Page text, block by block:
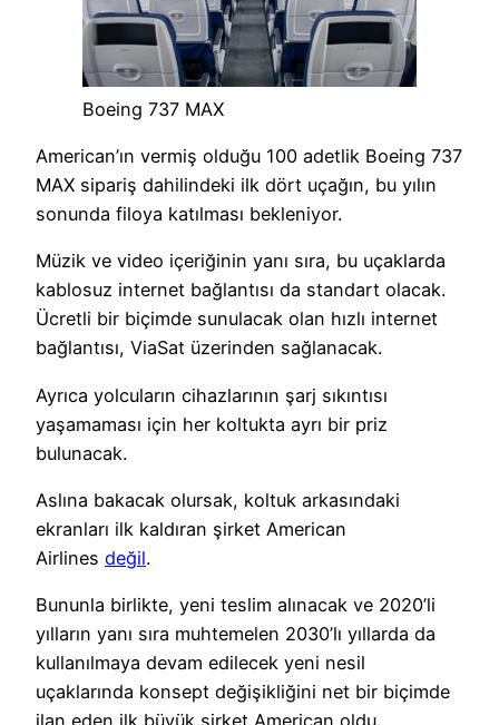
Boeing 737 MAX
American’ın vermiş olduğu 100 adetlik Boeing 737
MAX sipariş dahilindeki ilk dört uçağın, bu yılın
sonunda filoya katılması bekleniyor.
Müzik ve video içeriğinin yanı sıra, bu uçaklarda
kablosuz internet bağlantısı da standart olacak.
Ücretli bir biçimde sunulacak olan hızlı internet
bağlantısı, ViaSat üzerinden sağlanacak.
Ayrıca yolcuların cihazlarının şarj sıkıntısı
yaşamaması için her koltukta ayrı bir priz
bulunacak.
Aslına bakacak olursak, koltuk arkasındaki
ekranları ilk kaldıran şirket American
Airlines değil.
Bununla birlikte, yeni teslim alınacak ve 2020’li
yılların yanı sıra muhtemelen 2030’lı yıllarda da
kullanılmaya devam edilecek yeni nesil
uçaklarında konsept değişikliğini net bir biçimde